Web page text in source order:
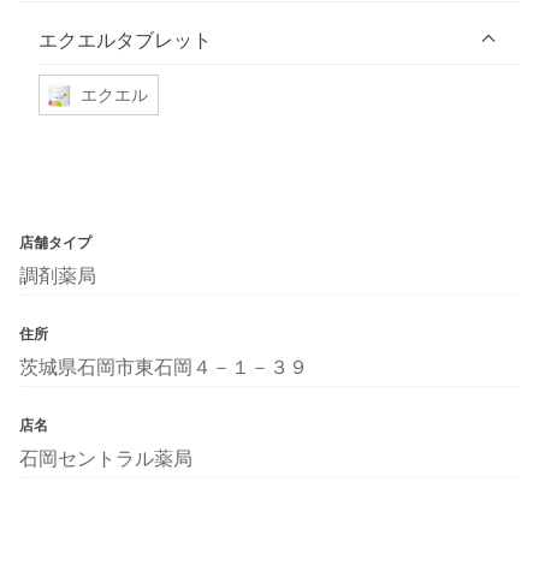
エクエルタブレット
エクエル
店舗タイプ
調剤薬局
住所
茨城県石岡市東石岡４－１－３９
店名
石岡セントラル薬局